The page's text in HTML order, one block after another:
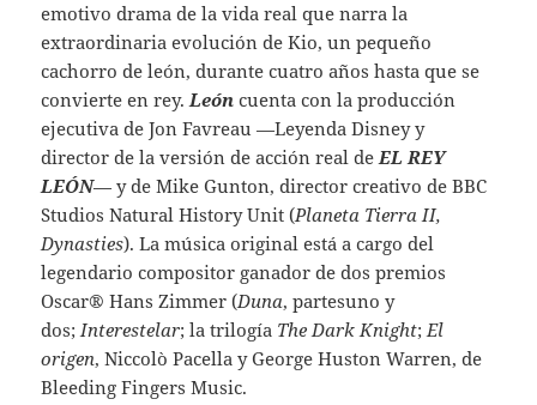
emotivo drama de la vida real que narra la
extraordinaria evolución de Kio, un pequeño
cachorro de león, durante cuatro años hasta que se
convierte en rey.León cuenta con la producción
ejecutiva de Jon Favreau —Leyenda Disney y
director de la versión de acción real deEL REY
LEÓN— y de Mike Gunton, director creativo de BBC
Studios Natural History Unit (Planeta Tierra II,
Dynasties). La música original está a cargo del
legendario compositor ganador de dos premios
Oscar® Hans Zimmer (Duna, partesuno y
dos;Interestelar; la trilogía The Dark Knight;El
origen, Niccolò Pacella y George Huston Warren, de
Bleeding Fingers Music.